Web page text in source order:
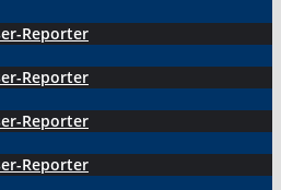
Reporter
Reporter
Reporter
Reporter